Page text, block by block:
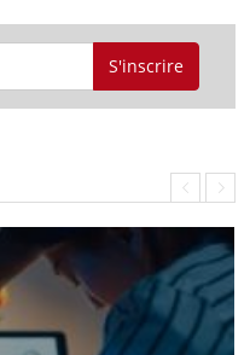
S'inscrire